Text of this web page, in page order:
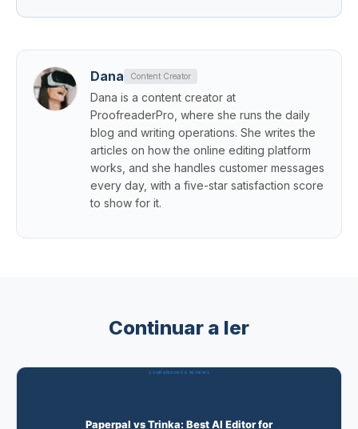
Dana Content Creator
Dana is a content creator at
ProofreaderPro, where she runs the daily
blog and writing operations. She writes the
articles on how the online editing platform
works, and she handles customer messages
every day, with a five-star satisfaction score
to show for it.
Continuar a ler